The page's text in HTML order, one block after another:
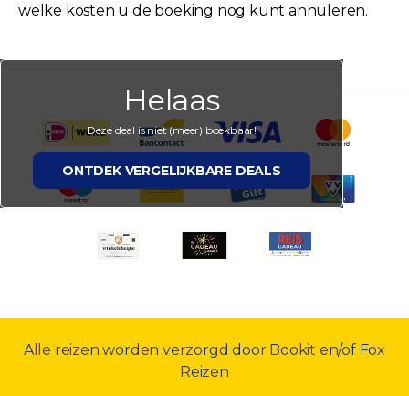
welke kosten u de boeking nog kunt annuleren.
Helaas
Deze deal is niet (meer) boekbaar!
ONTDEK VERGELIJKBARE DEALS
Alle reizen worden verzorgd door Bookit en/of Fox
Reizen